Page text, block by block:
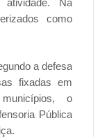
como
a defesa
fixadas em
o
Pública